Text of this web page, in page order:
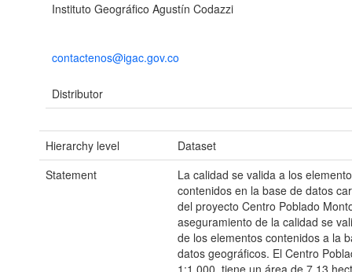
Instituto Geográfico Agustín Codazzi
contactenos@igac.gov.co
Distributor
Hierarchy level
Dataset
Statement
La calidad se valida a los
contenidos en la base de datos
del proyecto Centro Poblado
aseguramiento de la calidad se
de los elementos contenidos a la
datos geográficos. El Centro
1:1.000, tiene un área de 7,13